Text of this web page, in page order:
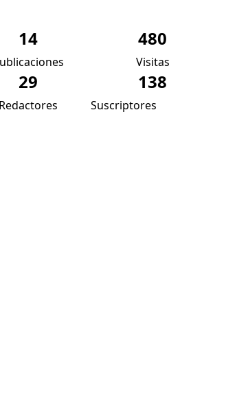
14 480
Visitas
29
Redactores
138
Suscriptores